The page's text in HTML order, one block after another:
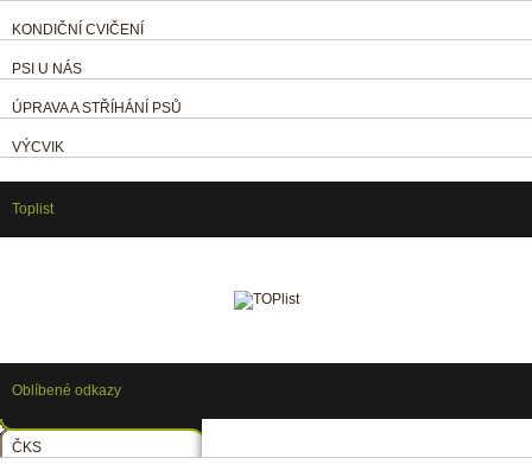
KONDIČNÍ CVIČENÍ
PSI U NÁS
ÚPRAVA A STŘÍHÁNÍ PSŮ
VÝCVIK
Toplist
Oblíbené odkazy
ČKS